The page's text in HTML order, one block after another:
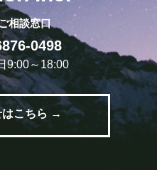
相談窓口
0498
9:00～18:00
はこちら →